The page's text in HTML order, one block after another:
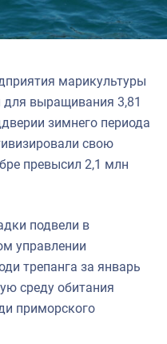
марикультуры
выращивания 3,81
зимнего периода
свою
превысил 2,1 млн
подвели в
управлении
трепанга за январь
среду обитания
приморского